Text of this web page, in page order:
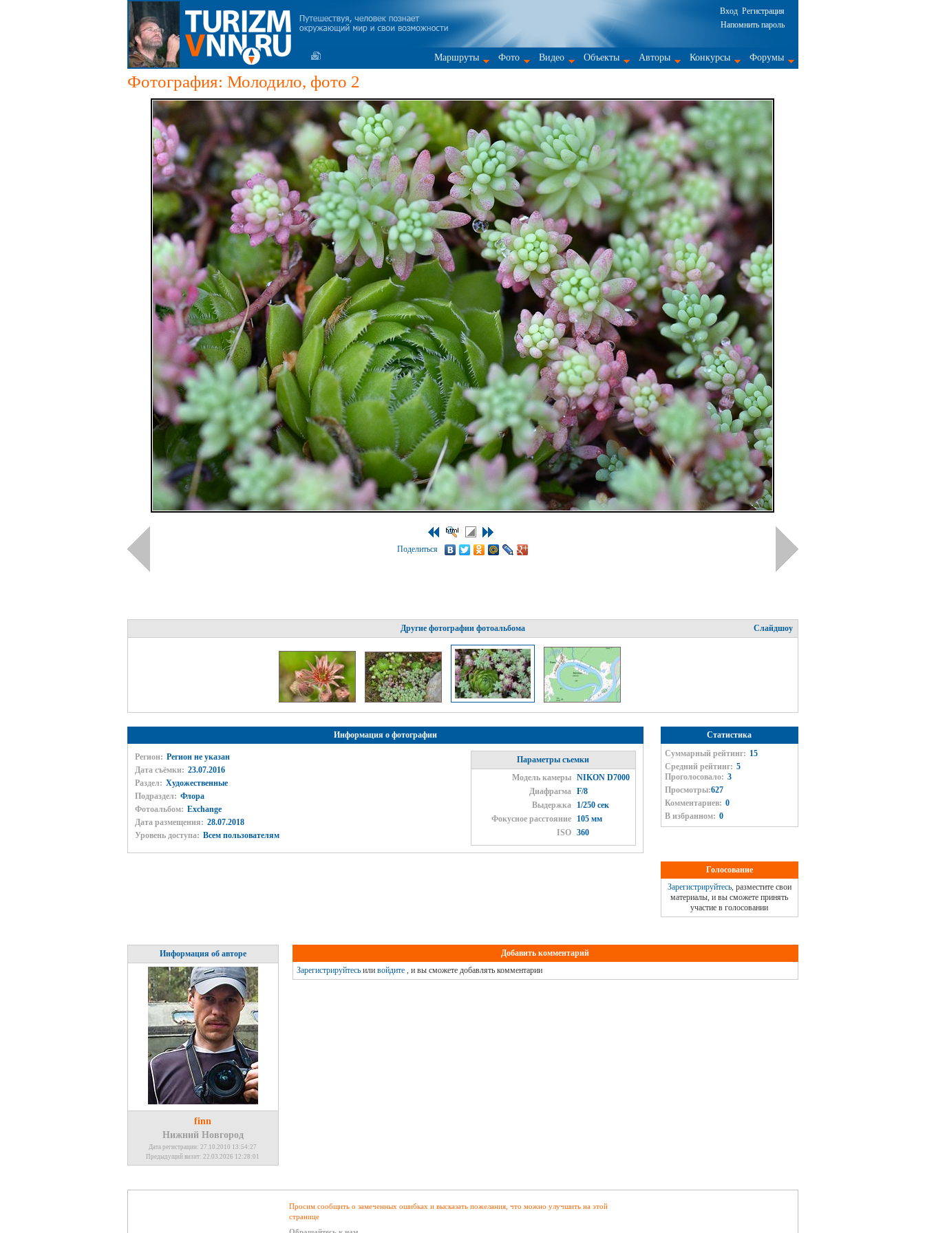
Вход Регистрация
Напомнить пароль
Маршруты Фото Видео Объекты Авторы Конкурсы Форумы
Фотография: Молодило, фото 2
Поделиться
Другие фотографии фотоальбома Слайдшоу
Информация о фотографии
Регион: Регион не указан
Дата съёмки: 23.07.2016
Раздел: Художественные
Подраздел: Флора
Фотоальбом: Exchange
Дата размещения: 28.07.2018
Уровень доступа: Всем пользователям
Параметры съемки
Модель камеры
NIKON D7000
Диафрагма
F/8
Выдержка
1/250 сек
Фокусное расстояние
105 мм
ISO
360
Статистика
Суммарный рейтинг: 15
Средний рейтинг: 5
Проголосовало: 3
Просмотры:627
Комментариев: 0
В избранном: 0
Голосование
Зарегистрируйтесь, разместите свои
материалы, и вы сможете принять
участие в голосовании
Информация об авторе
finn
Нижний Новгород
Дата регистрации: 27.10.2010 13:54:27
Предыдущий визит: 22.03.2026 12:28:01
Добавить комментарий
Зарегистрируйтесьили войдите, и вы сможете добавлять комментарии
Просим сообщить о замеченных ошибках и высказать пожелания, что можно улучшить на этой
странице